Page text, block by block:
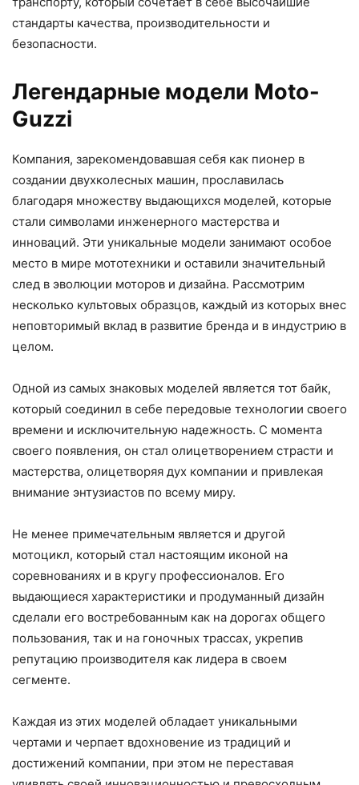
стандарты качества, производительности и
безопасности.
Легендарные модели Moto-
Guzzi
Компания, зарекомендовавшая себя как пионер в
создании двухколесных машин, прославилась
благодаря множеству выдающихся моделей, которые
стали символами инженерного мастерства и
инноваций. Эти уникальные модели занимают особое
место в мире мототехники и оставили значительный
след в эволюции моторов и дизайна. Рассмотрим
несколько культовых образцов, каждый из которых внес
неповторимый вклад в развитие бренда и в индустрию в
целом.
Одной из самых знаковых моделей является тот байк,
который соединил в себе передовые технологии своего
времени и исключительную надежность. С момента
своего появления, он стал олицетворением страсти и
мастерства, олицетворяя дух компании и привлекая
внимание энтузиастов по всему миру.
Не менее примечательным является и другой
мотоцикл, который стал настоящим иконой на
соревнованиях и в кругу профессионалов. Его
выдающиеся характеристики и продуманный дизайн
сделали его востребованным как на дорогах общего
пользования, так и на гоночных трассах, укрепив
репутацию производителя как лидера в своем
сегменте.
Каждая из этих моделей обладает уникальными
чертами и черпает вдохновение из традиций и
достижений компании, при этом не переставая